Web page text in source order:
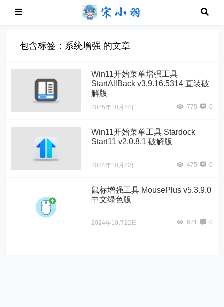
包含标签：系统增强 的文章
Win11开始菜单增强工具
StartAllBack v3.9.16.5314 直装破
解版
2025年10月24日 775 0
Win11开始菜单工具 Stardock
Start11 v2.0.8.1 破解版
2024年10月22日 475 0
鼠标增强工具 MousePlus v5.3.9.0
中文绿色版
2024年10月22日 621 0